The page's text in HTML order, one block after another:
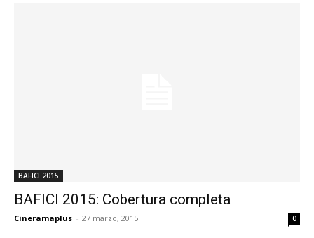
BAFICI 2015
BAFICI 2015: Cobertura completa
Cineramaplus - 27 marzo, 2015 0